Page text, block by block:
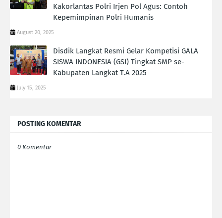
Kakorlantas Polri Irjen Pol Agus: Contoh
Kepemimpinan Polri Humanis
August 20, 2025
Disdik Langkat Resmi Gelar Kompetisi GALA
SISWA INDONESIA (GSI) Tingkat SMP se-
Kabupaten Langkat T.A 2025
July 15, 2025
POSTING KOMENTAR
0 Komentar